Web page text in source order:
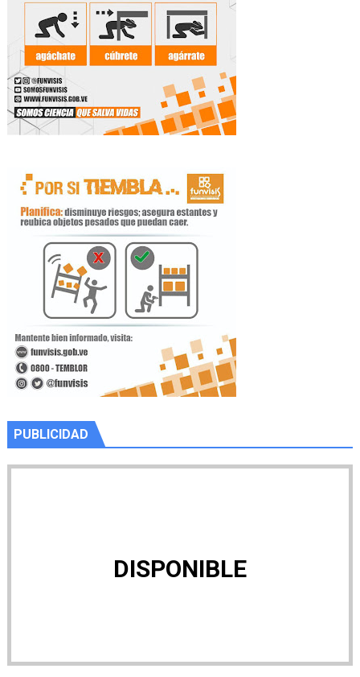
PUBLICIDAD
DISPONIBLE